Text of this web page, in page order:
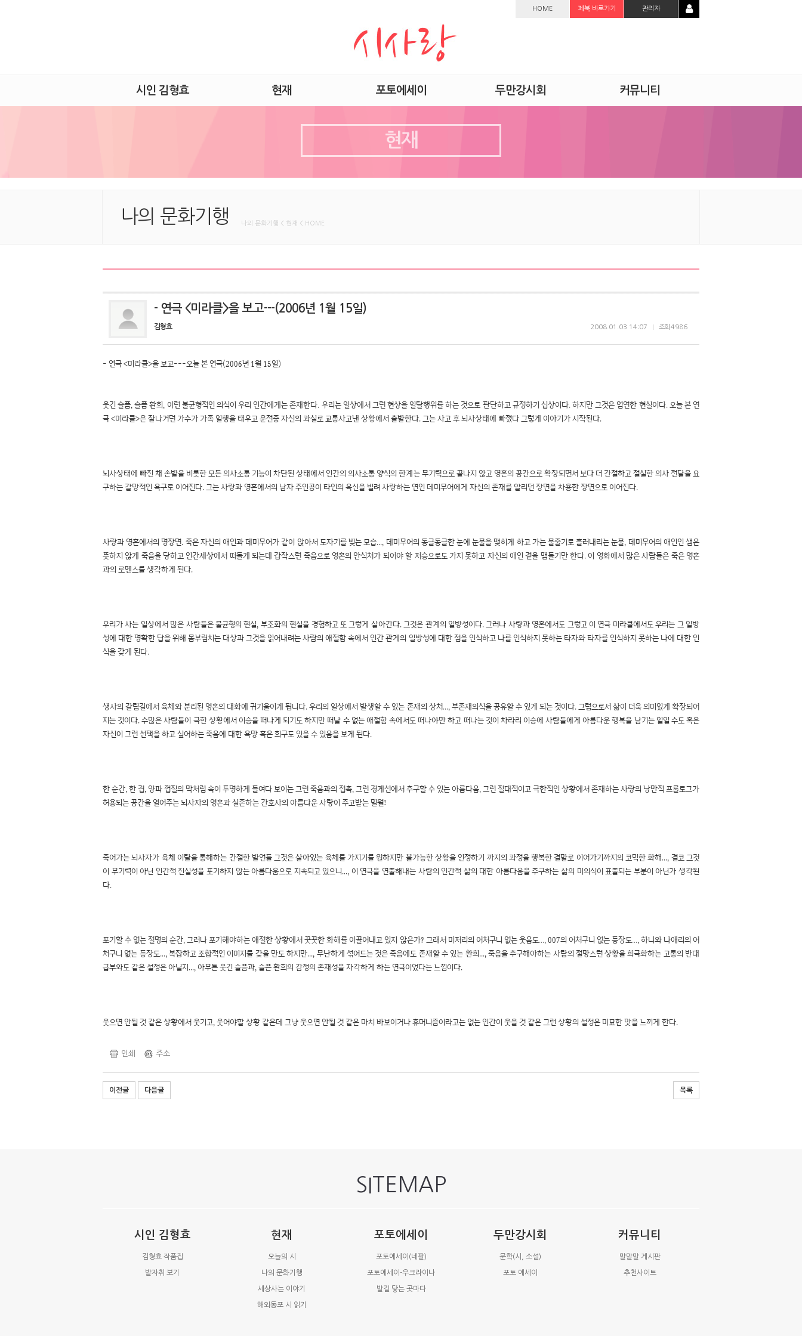
HOME 페북 바로가기 관리자
시인 김형효 현재 포토에세이 두만강시회 커뮤니티
현재
나의 문화기행 나의 문화기행 < 현재 < HOME
- 연극 <미라클>을 보고---(2006년 1월 15일)
김형효 조회 4986
2008.01.03 14:07
- 연극 <미라클>을 보고---오늘 본 연극(2006년 1월 15일)
웃긴 슬픔, 슬픔 환희, 이런 불균형적인 의식이 우리 인간에게는 존재한다. 우리는 일상에서 그런 현상을 일탈행위를 하는 것으로 판단하고 규정하기 십상이다. 하지만 그것은 엄연한 현실이다. 오늘 본 연
극 <미라클>은 잘나거던 가수가 가족 일행을 태우고 운전중 자신의 과실로 교통사고낸 상황에서 출발한다. 그는 사고 후 뇌사상태에 빠졌다 그렇게 이야기가 시작된다.
뇌사상태에 빠진 채 손발을 비롯한 모든 의사소통 기능이 차단된 상태에서 인간의 의사소통 양식의 한계는 무기력으로 끝나지 않고 영혼의 공간으로 확장되면서 보다 더 간절하고 절실한 의사 전달을 요
구하는 갈망적인 욕구로 이어진다. 그는 사랑과 영혼에서의 남자 주인공이 타인의 육신을 빌려 사랑하는 연인 데미무어에게 자신의 존재를 알리던 장면을 차용한 장면으로 이어진다.
사랑과 영혼에서의 명장면. 죽은 자신의 애인과 데미무어가 같이 앉아서 도자기를 빚는 모습..., 데미무어의 동글동글한 눈에 눈물을 맺히게 하고 가는 물줄기로 흘러내리는 눈물, 데미무어의 애인인 샘은
뜻하지 않게 죽음을 당하고 인간세상에서 떠돌게 되는데 갑작스런 죽음으로 영혼의 안식처가 되어야 할 저승으로도 가지 못하고 자신의 애인 곁을 맴돌기만 한다. 이 영화에서 많은 사람들은 죽은 영혼
과의 로멘스를 생각하게 된다.
우리가 사는 일상에서 많은 사람들은 불균형의 현실, 부조화의 현실을 경험하고 또 그렇게 살아간다. 그것은 관계의 일방성이다. 그러나 사랑과 영혼에서도 그렇고 이 연극 미라클에서도 우리는 그 일방
성에 대한 명확한 답을 위해 몸부림치는 대상과 그것을 읽어내려는 사람의 애절함 속에서 인간 관계의 일방성에 대한 점을 인식하고 나를 인식하지 못하는 타자와 타자를 인식하지 못하는 나에 대한 인
식을 갖게 된다.
생사의 갈림길에서 육체와 분리된 영혼의 대화에 귀기울이게 됩니다. 우리의 일상에서 발생할 수 있는 존재의 상처..., 부존재의식을 공유할 수 있게 되는 것이다. 그럼으로서 삶이 더욱 의미있게 확장되어
지는 것이다. 수많은 사람들이 극한 상황에서 이승을 떠나게 되기도 하지만 떠날 수 없는 애절함 속에서도 떠나야만 하고 떠나는 것이 차라리 이승에 사람들에게 아름다운 행복을 남기는 일일 수도 혹은
자신이 그런 선택을 하고 싶어하는 죽음에 대한 욕망 혹은 희구도 있을 수 있음을 보게 된다.
한 순간, 한 겹, 양파 껍질의 막처럼 속이 투명하게 들여다 보이는 그런 죽음과의 접촉, 그런 경계선에서 추구할 수 있는 아름다움, 그런 절대적이고 극한적인 상황에서 존재하는 사랑의 낭만적 프롤로그가
허용되는 공간을 열어주는 뇌사자의 영혼과 실존하는 간호사의 아름다운 사랑이 주고받는 밀월!
죽어가는 뇌사자가 육체 이탈을 통해하는 간절한 발언들 그것은 살아있는 육체를 가지기를 원하지만 불가능한 상황을 인정하기 까지의 과정을 행복한 결말로 이어가기까지의 코믹한 화해..., 결코 그것
이 무기력이 아닌 인간적 진실성을 포기하지 않는 아름다움으로 지속되고 있으니..., 이 연극을 연출해내는 사람의 인간적 삶의 대한 아름다움을 추구하는 삶의 미의식이 표출되는 부분이 아닌가 생각된
다.
포기할 수 없는 절명의 순간, 그러나 포기해야하는 애절한 상황에서 꿋꿋한 화해를 이끌어내고 있지 않은가? 그래서 미저리의 어처구니 없는 웃음도..., 007의 어처구니 없는 등장도..., 하니와 나애리의 어
처구니 없는 등장도..., 복잡하고 조합적인 이미지를 갖을 만도 하지만..., 무난하게 섞여드는 것은 죽음에도 존재할 수 있는 환희..., 죽음을 추구해야하는 사람의 절망스런 상황을 희극화하는 고통의 반대
급부와도 같은 설정은 아닐지..., 아무튼 웃긴 슬픔과, 슬픈 환희의 감정의 존재성을 자각하게 하는 연극이었다는 느낌이다.
웃으면 안될 것 같은 상황에서 웃기고, 웃어야할 상황 같은데 그냥 웃으면 안될 것 같은 마치 바보이거나 휴머니즘이라고는 없는 인간이 웃을 것 같은 그런 상황의 설정은 미묘한 맛을 느끼게 한다.
인쇄 주소
이전글 다음글 목록
SITEMAP
시인 김형효
김형효 작품집
발자취 보기
현재
오늘의 시
나의 문화기행
세상사는 이야기
해외동포 시 읽기
포토에세이
포토에세이(네팔)
포토에세이-우크라이나
발길 닿는 곳마다
두만강시회
문학(시, 소설)
포토 에세이
커뮤니티
말말말 게시판
추천사이트